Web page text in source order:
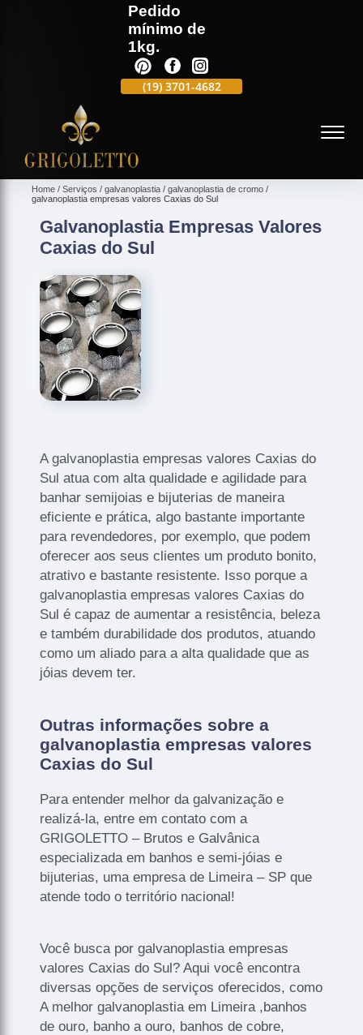
Pedido
mínimo de
1kg.
(19) 3701-4682 (19)
Home Serviços galvanoplastia
galvanoplastia de cromo
galvanoplastia empresas valores Caxias do Sul
Galvanoplastia Empresas Valores
Caxias do Sul
A galvanoplastia empresas valores Caxias do
Sul atua com alta qualidade e agilidade para
banhar semijoias e bijuterias de maneira
eficiente e prática, algo bastante importante
para revendedores, por exemplo, que podem
oferecer aos seus clientes um produto bonito,
atrativo e bastante resistente. Isso porque a
galvanoplastia empresas valores Caxias do
Sul é capaz de aumentar a resistência, beleza
e também durabilidade dos produtos, atuando
como um aliado para a alta qualidade que as
jóias devem ter.
Outras informações sobre a
galvanoplastia empresas valores
Caxias do Sul
Para entender melhor da galvanização e
realizá-la, entre em contato com a
GRIGOLETTO – Brutos e Galvânica
especializada em banhos e semi-jóias e
bijuterias, uma empresa de Limeira – SP que
atende todo o território nacional!
Você busca por galvanoplastia empresas
valores Caxias do Sul? Aqui você encontra
diversas opções de serviços oferecidos, como
A melhor galvanoplastia em Limeira ,banhos
de ouro, banho a ouro, banhos de cobre,